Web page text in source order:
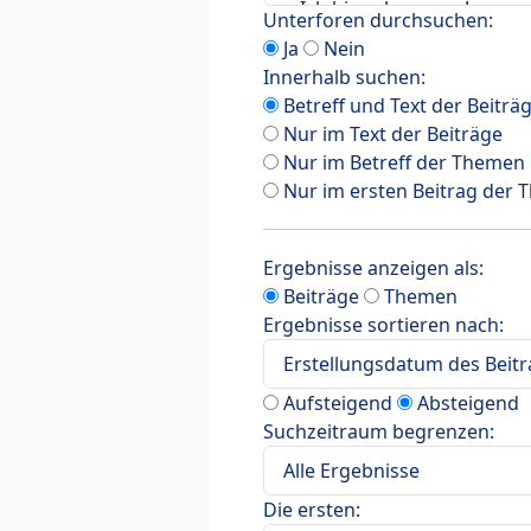
Unterforen durchsuchen:
Ja
Nein
Innerhalb suchen:
Betreff und Text der
Nur im Text der Beiträge
Nur im Betreff der Themen
Nur im ersten Beitrag der
Ergebnisse anzeigen als:
Beiträge
Themen
Ergebnisse sortieren nach:
Aufsteigend
Absteigend
Suchzeitraum begrenzen:
Die ersten: